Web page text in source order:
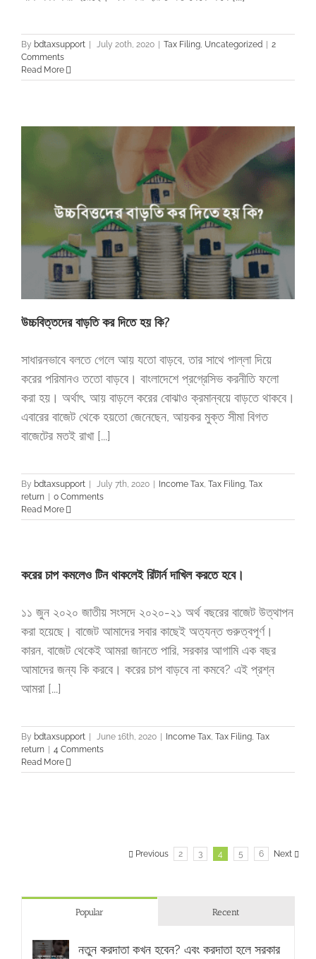
By bdtaxsupport July 20th, 2020 Tax Filing, Uncategorized
2
Comments
Read More
উচ্চবিত্তদের বাড়তি কর দিতে হয় কি?
সাধারনভাবে বলতে গেলে আয় যতো বাড়বে, তার সাথে পাল্লা দিয়ে
করের পরিমানও ততো বাড়বে। বাংলাদেশে প্রগ্রেসিভ করনীতি ফলো
করা হয়। অর্থাৎ, আয় বাড়লে করের বোঝাও ক্রমান্বয়ে বাড়তে থাকবে।
এবারের বাজেট থেকে হয়তো জেনেছেন, আয়কর মুক্ত সীমা বিগত
বাজেটের মতই রাখা [...]
By bdtaxsupport July 7th, 2020 Income Tax, Tax Filing, Tax
return
0 Comments
Read More
করের চাপ কমলেও টিন থাকলেই রিটার্ন দাখিল করতে হবে।
১১ জুন ২০২০ জাতীয় সংসদে ২০২০-২১ অর্থ বছরের বাজেট উত্থাপন
করা হয়েছে। বাজেট আমাদের সবার কাছেই অত্যন্ত গুরুত্বপূর্ণ।
কারন, বাজেট থেকেই আমরা জানতে পারি, সরকার আগামি এক বছর
আমাদের জন্য কি করবে। করের চাপ বাড়বে না কমবে? এই প্রশ্ন
আমরা [...]
By bdtaxsupport June 16th, 2020 Income Tax, Tax Filing, Tax
return
4 Comments
Read More
Previous 2 3 4 5 6 Next
Popular Recent
নতুন করদাতা কখন হবেন? এবং করদাতা হলে সরকার